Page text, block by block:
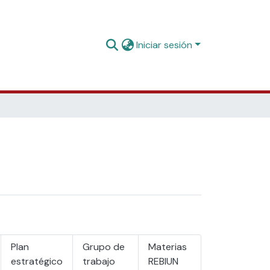
Iniciar sesión
Plan
estratégico
Grupo de
trabajo
Materias
REBIUN